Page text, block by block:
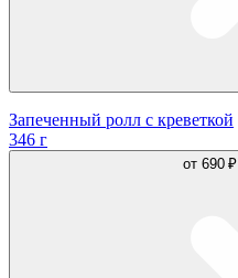
Запеченный ролл с креветкой
346 г
от 690 ₽